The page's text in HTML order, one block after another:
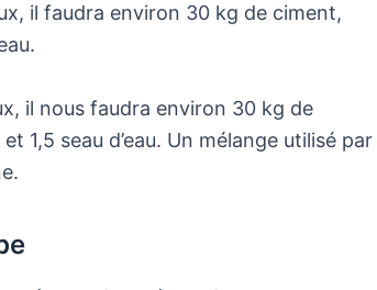
il faudra environ 30 kg de ciment,
il nous faudra environ 30 kg de
1,5 seau d’eau. Un mélange utilisé par